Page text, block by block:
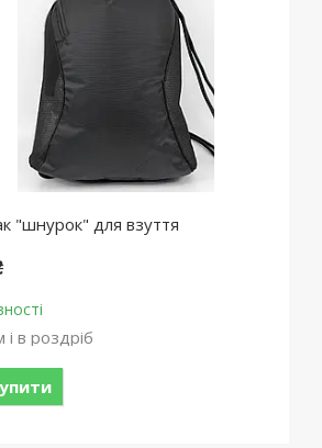
"шнурок" для взуття
в роздріб